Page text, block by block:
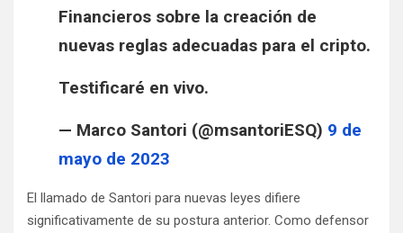
Financieros sobre la creación de
nuevas reglas adecuadas para el cripto.
Testificaré en vivo.
— Marco Santori (@msantoriESQ) 9 de
mayo de 2023
El llamado de Santori para nuevas leyes difiere
significativamente de su postura anterior. Como defensor